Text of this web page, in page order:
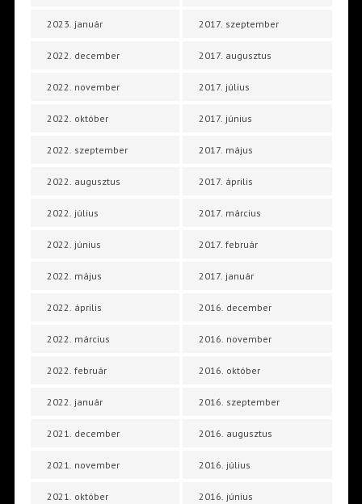
2023. január
2022. december
2022. november
2022. október
2022. szeptember
2022. augusztus
2022. július
2022. június
2022. május
2022. április
2022. március
2022. február
2022. január
2021. december
2021. november
2021. október
2017. szeptember
2017. augusztus
2017. július
2017. június
2017. május
2017. április
2017. március
2017. február
2017. január
2016. december
2016. november
2016. október
2016. szeptember
2016. augusztus
2016. július
2016. június